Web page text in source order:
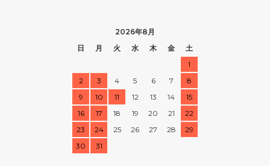
2026年8月
日
月 火 水 木 金
土
1
2
3 4 5 6 7
8
9
10 11 12 13 14
15
16
17 18 19 20 21
22
23
24 25 26 27 28
29
30
31